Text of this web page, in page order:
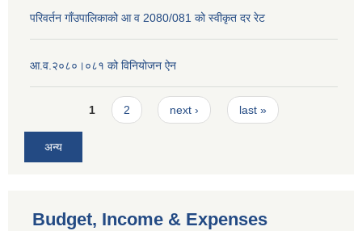
परिवर्तन गाँउपालिकाको आ व 2080/081 को स्वीकृत दर रेट
आ.व.२०८०।०८१ को विनियोजन ऐन
Pages1 2 next › last »
अन्य
Budget, Income & Expenses